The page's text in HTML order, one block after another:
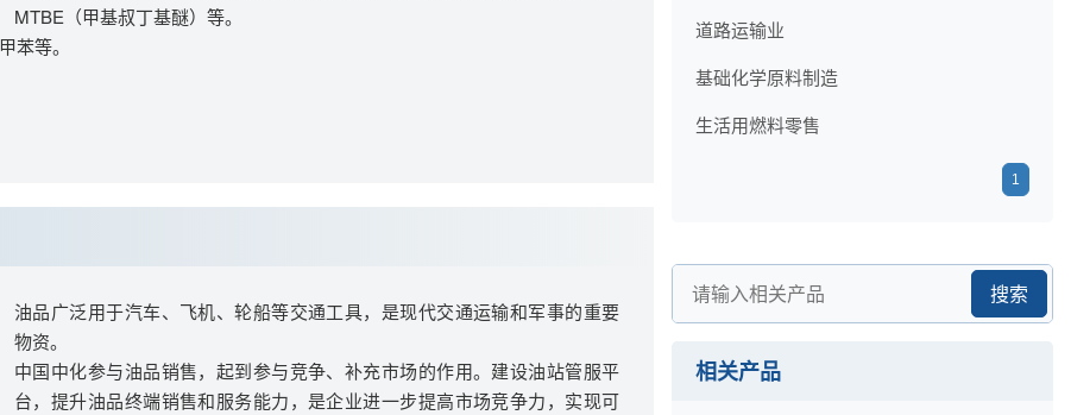
MTBE （甲基叔丁基醚）等。
苯等。
油品广泛用于汽车、飞机、轮船等交通工具，是现代交通运输和军事的重要
物资。
中国中化参与油品销售，起到参与竞争、补充市场的作用。建设油站管服平
台，提升油品终端销售和服务能力，是企业进一步提高市场竞争力，实现可
道路运输业
基础化学原料制造
生活用燃料零售
1
搜索
相关产品